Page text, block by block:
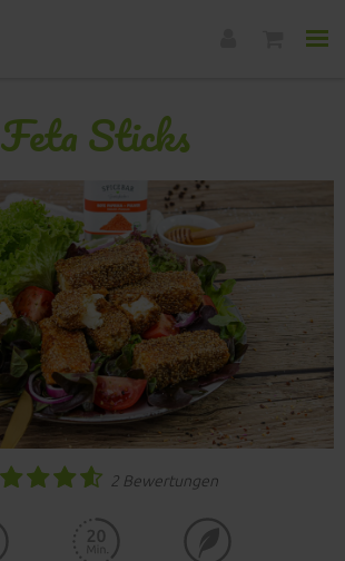
Feta Sticks
2 Bewertungen